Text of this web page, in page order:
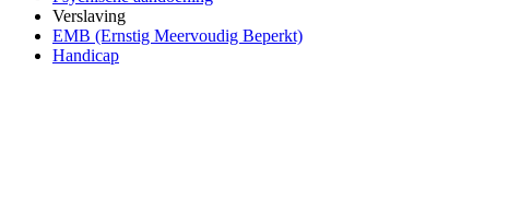
Verslaving
EMB (Ernstig Meervoudig Beperkt)
Handicap